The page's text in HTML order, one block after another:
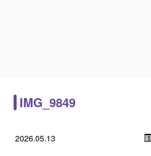
IMG_9849
2026.05.13